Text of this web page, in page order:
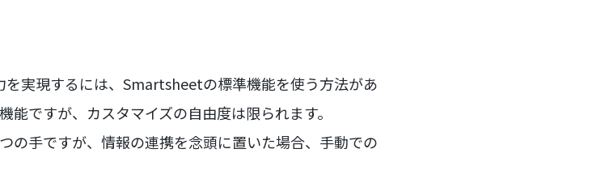
実現するには、Smartsheetの標準機能を使う方法があ
能ですが、カスタマイズの自由度は限られます。
の手ですが、情報の連携を念頭に置いた場合、手動での